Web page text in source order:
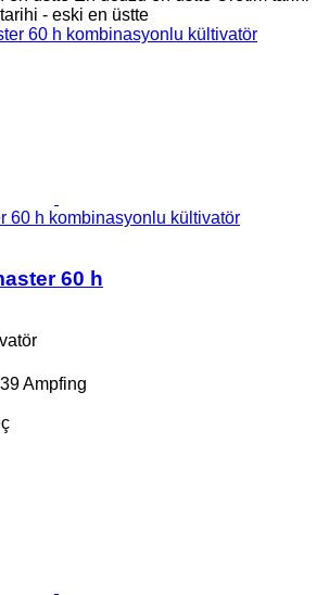
- eski en üstte
60 h kombinasyonlu kültivatör
60 h
Ampfing